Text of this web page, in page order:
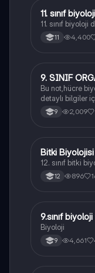
Biyoloji
11. sınıf
11. sınıf
11 4,400
Biyoloji
9. SINIF
Bu not,hücre
detaylı bilgiler
açıklanmaktadır.
9 2,009
Biyoloji
Bitki Biyolojisi
12. sınıf bitki
12 896
Biyoloji
9.sınıf
Biyoloji
9 4,661